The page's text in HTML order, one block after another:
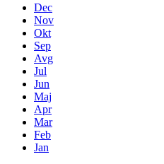
Dec
Nov
Okt
Sep
Avg
Jul
Jun
Maj
Apr
Mar
Feb
Jan